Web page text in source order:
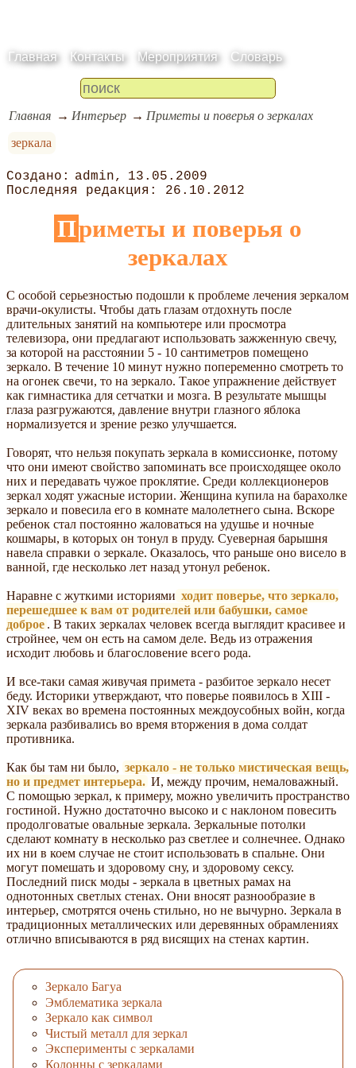
Главная Контакты Мероприятия Словарь
Главная Интерьер
Приметы и поверья о зеркалах
зеркала
admin
13.05.2009
26.10.2012
Приметы и поверья о
зеркалах
С особой серьезностью подошли к проблеме лечения зеркалом
врачи-окулисты. Чтобы дать глазам отдохнуть после
длительных занятий на компьютере или просмотра
телевизора, они предлагают использовать зажженную свечу,
за которой на расстоянии 5 - 10 сантиметров помещено
зеркало. В течение 10 минут нужно попеременно смотреть то
на огонек свечи, то на зеркало. Такое упражнение действует
как гимнастика для сетчатки и мозга. В результате мышцы
глаза разгружаются, давление внутри глазного яблока
нормализуется и зрение резко улучшается.
Говорят, что нельзя покупать зеркала в комиссионке, потому
что они имеют свойство запоминать все происходящее около
них и передавать чужое проклятие. Среди коллекционеров
зеркал ходят ужасные истории. Женщина купила на барахолке
зеркало и повесила его в комнате малолетнего сына. Вскоре
ребенок стал постоянно жаловаться на удушье и ночные
кошмары, в которых он тонул в пруду. Суеверная барышня
навела справки о зеркале. Оказалось, что раньше оно висело в
ванной, где несколько лет назад утонул ребенок.
Наравне с жуткими историями ходит поверье, что зеркало,
перешедшее к вам от родителей или бабушки, самое
доброе . В таких зеркалах человек всегда выглядит красивее и
стройнее, чем он есть на самом деле. Ведь из отражения
исходит любовь и благословение всего рода.
И все-таки самая живучая примета - разбитое зеркало несет
беду. Историки утверждают, что поверье появилось в XIII -
XIV веках во времена постоянных междоусобных войн, когда
зеркала разбивались во время вторжения в дома солдат
противника.
Как бы там ни было, зеркало - не только мистическая вещь,
но и предмет интерьера. И, между прочим, немаловажный.
С помощью зеркал, к примеру, можно увеличить пространство
гостиной. Нужно достаточно высоко и с наклоном повесить
продолговатые овальные зеркала. Зеркальные потолки
сделают комнату в несколько раз светлее и солнечнее. Однако
их ни в коем случае не стоит использовать в спальне. Они
могут помешать и здоровому сну, и здоровому сексу.
Последний писк моды - зеркала в цветных рамах на
однотонных светлых стенах. Они вносят разнообразие в
интерьер, смотрятся очень стильно, но не вычурно. Зеркала в
традиционных металлических или деревянных обрамлениях
отлично вписываются в ряд висящих на стенах картин.
Зеркало Багуа
Эмблематика зеркала
Зеркало как символ
Чистый металл для зеркал
Эксперименты с зеркалами
Колонны с зеркалами